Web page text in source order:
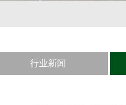
行业新闻